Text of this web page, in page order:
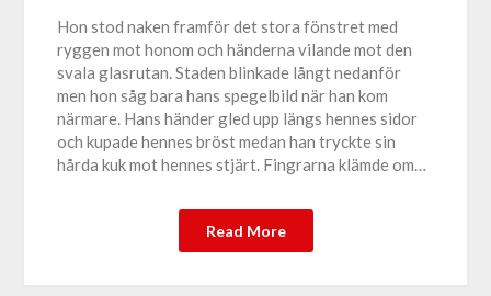
Hon stod naken framför det stora fönstret med
ryggen mot honom och händerna vilande mot den
svala glasrutan. Staden blinkade långt nedanför
men hon såg bara hans spegelbild när han kom
närmare. Hans händer gled upp längs hennes sidor
och kupade hennes bröst medan han tryckte sin
hårda kuk mot hennes stjärt. Fingrarna klämde om…
Read More